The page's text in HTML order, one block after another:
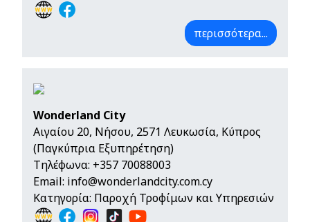
περισσότερα...
Wonderland City
Αιγαίου 20, Νήσου, 2571 Λευκωσία, Κύπρος
(Παγκύπρια Εξυπηρέτηση)
Τηλέφωνα: +357 70088003
Email: info@wonderlandcity.com.cy
Κατηγορία: Παροχή Τροφίμων και Υπηρεσιών